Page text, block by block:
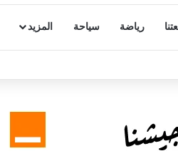
رياضة سياحة المزيد